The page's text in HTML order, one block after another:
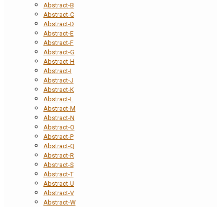
Abstract-B
Abstract-C
Abstract-D
Abstract-E
Abstract-F
Abstract-G
Abstract-H
Abstract-I
Abstract-J
Abstract-K
Abstract-L
Abstract-M
Abstract-N
Abstract-O
Abstract-P
Abstract-Q
Abstract-R
Abstract-S
Abstract-T
Abstract-U
Abstract-V
Abstract-W